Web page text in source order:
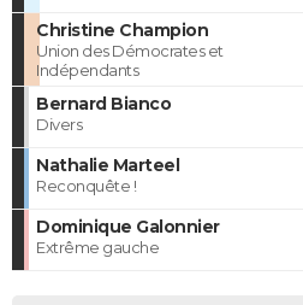
Christine Champion
Union des Démocrates et
Indépendants
Bernard Bianco
Divers
Nathalie Marteel
Reconquête !
Dominique Galonnier
Extrême gauche